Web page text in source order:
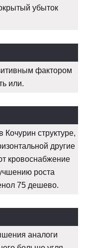
убыток
фактором
или.
структуре,
другие
кровоснабжение
роста
75 дешево.
аналоги